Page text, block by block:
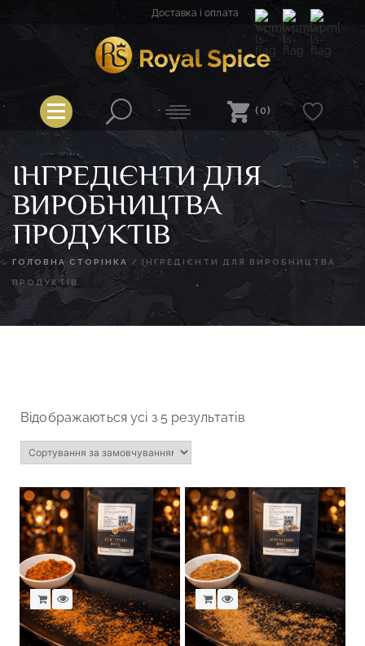
Доставка і оплата
Royal Spice
(0)
ІНГРЕДІЄНТИ ДЛЯ
ВИРОБНИЦТВА
ПРОДУКТІВ
ГОЛОВНА СТОРІНКА / ІНГРЕДІЄНТИ ДЛЯ ВИРОБНИЦТВА
ПРОДУКТІВ
Відображаються усі з 5 результатів